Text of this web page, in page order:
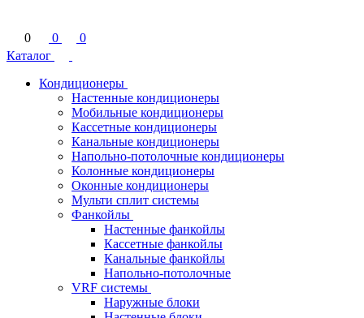
0 0
0
Каталог
Кондиционеры
Настенные кондиционеры
Мобильные кондиционеры
Кассетные кондиционеры
Канальные кондиционеры
Напольно-потолочные кондиционеры
Колонные кондиционеры
Оконные кондиционеры
Мульти сплит системы
Фанкойлы
Настенные фанкойлы
Кассетные фанкойлы
Канальные фанкойлы
Напольно-потолочные
VRF системы
Наружные блоки